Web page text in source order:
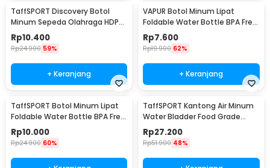
TaffSPORT Discovery Botol
Minum Sepeda Olahraga HDPE
Dust Cover 650ml - 3026
Rp10.400
Rp24.900 59%
+ Keranjang
VAPUR Botol Minum Lipat
Foldable Water Bottle BPA Free
Karabiner 500ml - V5
Rp7.600
Rp19.900 62%
+ Keranjang
TaffSPORT Botol Minum Lipat
Foldable Water Bottle BPA Free
700ml - S29
Rp10.000
Rp24.900 60%
TaffSPORT Kantong Air Minum
Water Bladder Food Grade
Hydration Bag 2L - SD16
Rp27.200
Rp51.900 48%